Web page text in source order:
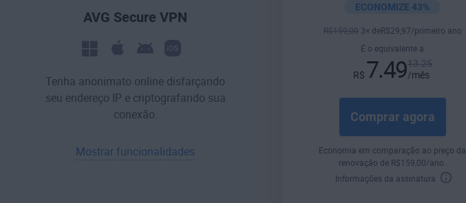
AVG Secure VPN
Tenha anonimato online disfarçando
seu endereço IP e criptografando sua
conexão.
Mostrar funcionalidades
ECONOMIZE 43%
R$159,00 3× deR$29 ,97/primeiro ano
É o equivalente a
R$ 7.4913.25
/mês
Comprar agora
Economia em comparação ao preço da
renovação de R$159 ,00/ano.
Informações da assinatura